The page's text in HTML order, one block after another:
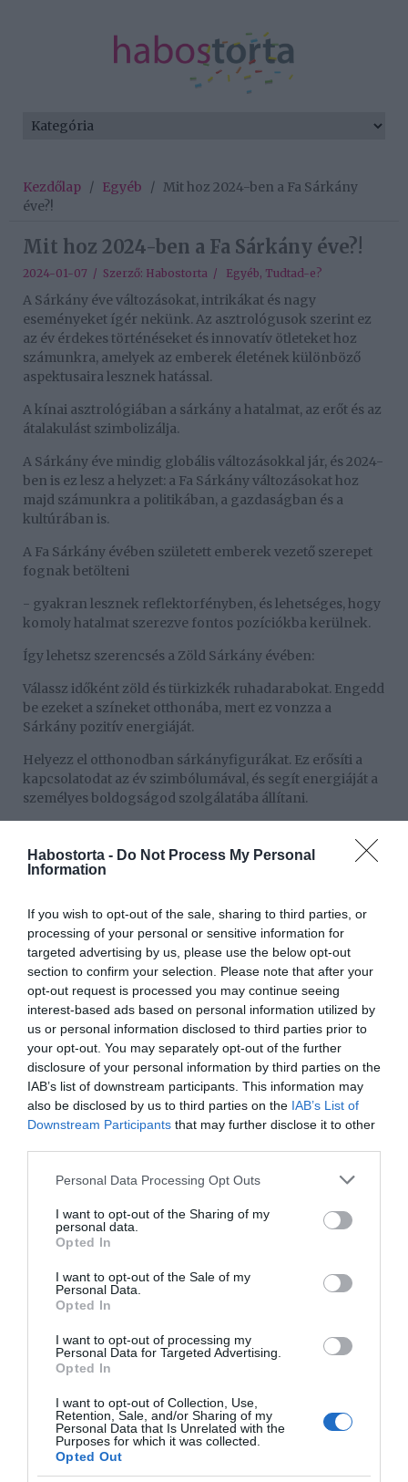
Habostorta - Do Not Process My Personal
Information
If you wish to opt-out of the sale, sharing to third parties, or
processing of your personal or sensitive information for
targeted advertising by us, please use the below opt-out
section to confirm your selection. Please note that after your
opt-out request is processed you may continue seeing
interest-based ads based on personal information utilized by
us or personal information disclosed to third parties prior to
your opt-out. You may separately opt-out of the further
disclosure of your personal information by third parties on the
IAB’s list of downstream participants. This information may
also be disclosed by us to third parties on the IAB’s List of
Downstream Participants that may further disclose it to other
Please note that this website/app uses one or more Google
not limited to your visit or usage behaviour. You may click to
grant or deny consent to Google and its third-party tags to
use your data for below specified purposes in below Google
consent section.
Personal Data Processing Opt Outs
I want to opt-out of the Sharing of my
personal data.
Opted In
I want to opt-out of the Sale of my
Personal Data.
Opted In
I want to opt-out of processing my
Personal Data for Targeted Advertising.
Opted In
I want to opt-out of Collection, Use,
Retention, Sale, and/or Sharing of my
Personal Data that Is Unrelated with the
Purposes for which it was collected.
Opted Out
Kezdőlap / Egyéb / Mit hoz 2024-ben a Fa Sárkány
éve?!
Mit hoz 2024-ben a Fa Sárkány éve?!
2024-01-07 / Szerző: Habostorta / Egyéb, Tudtad-e?
A Sárkány éve változásokat, intrikákat és nagy
eseményeket ígér nekünk. Az asztrológusok szerint ez
az év érdekes történéseket és innovatív ötleteket hoz
számunkra, amelyek az emberek életének különböző
aspektusaira lesznek hatással.
A kínai asztrológiában a sárkány a hatalmat, az erőt és az
átalakulást szimbolizálja.
A Sárkány éve mindig globális változásokkal jár, és 2024-
ben is ez lesz a helyzet: a Fa Sárkány változásokat hoz
majd számunkra a politikában, a gazdaságban és a
kultúrában is.
A Fa Sárkány évében született emberek vezető szerepet
fognak betölteni
- gyakran lesznek reflektorfényben, és lehetséges, hogy
komoly hatalmat szerezve fontos pozíciókba kerülnek.
Így lehetsz szerencsés a Zöld Sárkány évében:
Válassz időként zöld és türkizkék ruhadarabokat. Engedd
be ezeket a színeket otthonába, mert ez vonzza a
Sárkány pozitív energiáját.
Helyezz el otthonodban sárkányfigurákat. Ez erősíti a
kapcsolatodat az év szimbólumával, és segít energiáját a
személyes boldogságod szolgálatába állítani.
erősítése érdekében vedd körül magad zöld és fából
készült tárgyakkal - sok szobanövénnyel és természetes
Kényeztesd a Sárkányt hal- és húsételekkel, valamint
édességekkel, mert ezek a kedvenc fogásai. Mindig
tegyél csokoládét, süteményt és ostyát az asztalra.
A Fa Sárkány éve jó pénzügyi kilátásokat ígér nekünk. A
Sárkány jó hatást gyakorol a pénzügyekre, és
eredményesebbé teszi a befektetéseket.
Megosztás: Facebook Twitter Pinterest
horoszkóp változások
előrejelzés